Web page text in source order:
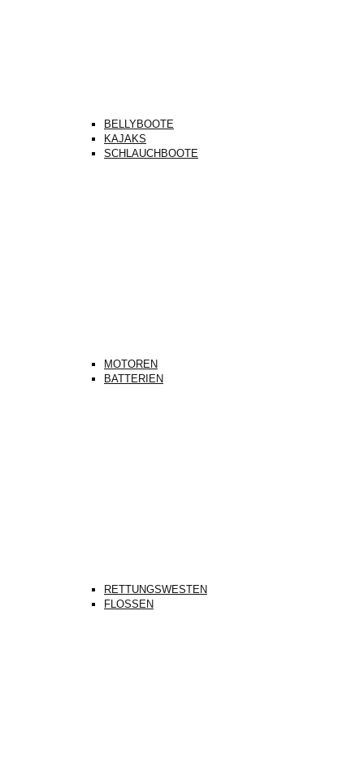
BELLYBOOTE
KAJAKS
SCHLAUCHBOOTE
MOTOREN
BATTERIEN
RETTUNGSWESTEN
FLOSSEN